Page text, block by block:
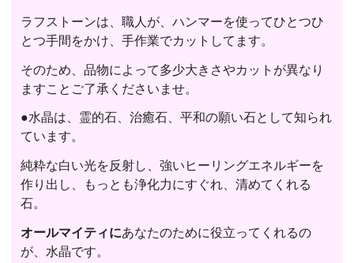
ラフストーンは、職人が、ハンマーを使ってひとつひ
とつ手間をかけ、手作業でカットしてます。
そのため、品物によって多少大きさやカットが異なり
ますことご了承くださいませ。
●水晶は、霊的石、治癒石、平和の願い石として知られ
ています。
純粋な白い光を反射し、強いヒーリングエネルギーを
作り出し、もっとも浄化力にすぐれ、清めてくれる
石。
オールマイティにあなたのために役立ってくれるの
が、水晶です。